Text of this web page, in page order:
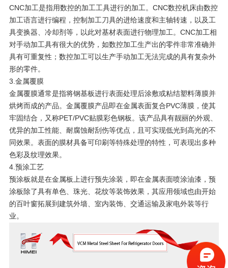
CNC加工是指用数控的加工工具进行的加工。CNC数控机床由数控
加工语言进行编程，控制加工刀具的进给速度和主轴转速，以及工
具变换器、冷却剂等，以此对基材表面进行物理加工。CNC加工相
对手动加工具有很大的优势，如数控加工生产出的零件非常准确并
具有可重复性；数控加工可以生产手动加工无法完成的具有复杂外
形的零件。
3.金属覆膜
金属覆膜通常是指将钢基板进行表面处理后涂敷或粘结塑料薄膜并
烘烤而成的产品。金属覆膜产品即在金属表面复合PVC薄膜，使其
牢固结合，又称PET/PVC贴膜彩色钢板。该产品具有靓丽的外观、
优异的加工性能、耐腐蚀耐刮伤等优点，且可实现低光到高光的不
同效果。表面的膜材具备可印刷等特殊处理的特性，可表现出多种
色彩及纹理效果。
4.预涂工艺
预涂板就是在金属板上进行预先涂装，即在金属表面喷涂油漆，预
涂板除了具有单色、珠光、花纹等装饰效果，其应用领域也由开始
的百叶窗拓展到建筑外墙、室内装饰、交通运输及家电外装等行
业。